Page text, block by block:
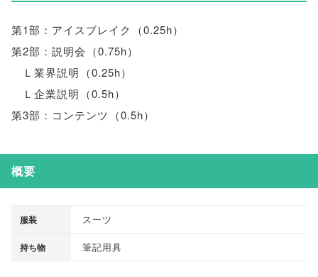
第1部：アイスブレイク （0.25h）
第2部：説明会 （0.75h）
Ｌ業界説明 （0.25h）
Ｌ企業説明 （0.5h）
第3部：コンテンツ （0.5h）
概要
服装 スーツ
持ち物 筆記用具